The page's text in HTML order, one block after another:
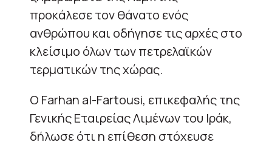
προκάλεσε τον θάνατο ενός
ανθρώπου και οδήγησε τις αρχές στο
κλείσιμο όλων των πετρελαϊκών
τερματικών της χώρας.
Ο Farhan al-Fartousi, επικεφαλής της
Γενικής Εταιρείας Λιμένων του Ιράκ,
δήλωσε ότι η επίθεση στόχευσε